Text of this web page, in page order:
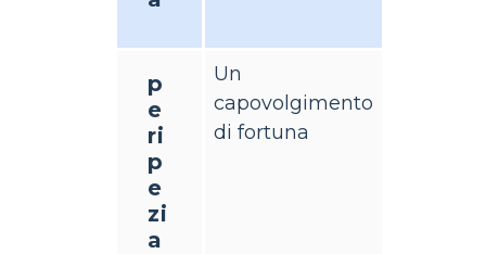
p
e
ri
p
e
zi
a
Un
capovolgimento
di fortuna